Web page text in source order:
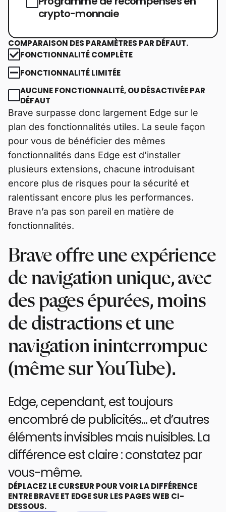
crypto-monnaie
COMPARAISON DES PARAMÈTRES PAR DÉFAUT.
FONCTIONNALITÉ COMPLÈTE
FONCTIONNALITÉ LIMITÉE
AUCUNE FONCTIONNALITÉ, OU DÉSACTIVÉE PAR
DÉFAUT
Brave surpasse donc largement Edge sur le
plan des fonctionnalités utiles. La seule façon
pour vous de bénéficier des mêmes
fonctionnalités dans Edge est d’installer
plusieurs extensions, chacune introduisant
encore plus de risques pour la sécurité et
ralentissant encore plus les performances.
Brave n’a pas son pareil en matière de
fonctionnalités.
Brave offre une expérience
de navigation unique, avec
des pages épurées, moins
de distractions et une
navigation ininterrompue
(même sur YouTube).
Edge, cependant, est toujours
encombré de publicités… et d’autres
éléments invisibles mais nuisibles. La
différence est claire : constatez par
vous-même.
DÉPLACEZ LE CURSEUR POUR VOIR LA DIFFÉRENCE
ENTRE BRAVE ET EDGE SUR LES PAGES WEB CI-
DESSOUS.